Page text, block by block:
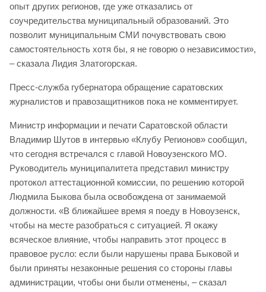
опыт других регионов, где уже отказались от
соучредительства муниципальный образований. Это
позволит муниципальным СМИ почувствовать свою
самостоятельность хотя бы, я не говорю о независимости»,
– сказала Лидия Златогорская.
Пресс-служба губернатора обращение саратовских
журналистов и правозащитников пока не комментирует.
Министр информации и печати Саратовской области
Владимир Шутов в интервью «Клубу Регионов» сообщил,
что сегодня встречался с главой Новоузенского МО.
Руководитель муниципалитета представил министру
протокол аттестационной комиссии, по решению которой
Людмила Быкова была освобождена от занимаемой
должности. «В ближайшее время я поеду в Новоузенск,
чтобы на месте разобраться с ситуацией. Я окажу
всяческое влияние, чтобы направить этот процесс в
правовое русло: если были нарушены права Быковой и
были приняты незаконные решения со стороны главы
администрации, чтобы они были отменены, – сказал